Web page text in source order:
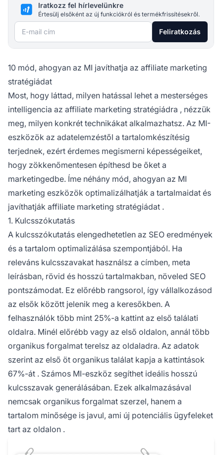
Iratkozz fel hírlevelünkre
Értesülj elsőként az új funkciókról és termékfrissítésekről.
E-mail cím Feliratkozás
10 mód, ahogyan az MI javíthatja az affiliate marketing
stratégiádat
Most, hogy láttad, milyen hatással lehet a mesterséges
intelligencia az affiliate marketing stratégiádra , nézzük
meg, milyen konkrét technikákat alkalmazhatsz. Az MI-
eszközök az adatelemzéstől a tartalomkészítésig
terjednek, ezért érdemes megismerni képességeiket,
hogy zökkenőmentesen építhesd be őket a
marketingedbe. Íme néhány mód, ahogyan az MI
marketing eszközök optimalizálhatják a tartalmaidat és
javíthatják affiliate marketing stratégiádat .
1. Kulcsszókutatás
A kulcsszókutatás elengedhetetlen az SEO eredmények
és a tartalom optimalizálása szempontjából. Ha
releváns kulcsszavakat használsz a címben, meta
leírásban, rövid és hosszú tartalmakban, növeled SEO
pontszámodat. Ez előrébb rangsorol, így vállalkozásod
az elsők között jelenik meg a keresőkben. A
felhasználók több mint 25%-a kattint az első találati
oldalra. Minél előrébb vagy az első oldalon, annál több
organikus forgalmat terelsz az oldaladra. Az adatok
szerint az első öt organikus találat kapja a kattintások
67%-át . Számos MI-eszköz segíthet ideális hosszú
kulcsszavak generálásában. Ezek alkalmazásával
nemcsak organikus forgalmat szerzel, hanem a
tartalom minősége is javul, ami új potenciális ügyfeleket
tart az oldalon .